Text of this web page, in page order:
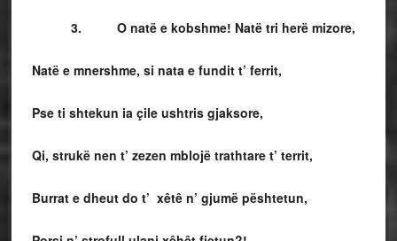
3. O natë e kobshme! Natë tri herë mizore,
Natë e mnershme, si nata e fundit t’ ferrit,
Pse ti shtekun ia çile ushtris gjaksore,
Qi, strukë nen t’ zezen mblojë trathtare t’ territ,
Burrat e dheut do t’ xêtê n’ gjumë pështetun,